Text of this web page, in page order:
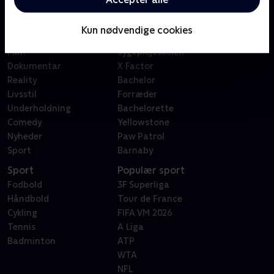
Kun nødvendige cookies
Kategorier
Film
Dokumentar
Reality
Livsstil
Underholdning
Comedy
Nyheder
Sport
Badehotellet
Sygeplejeskolen
X Factor
Bachelor
Forræder
Bachelorette
Yellowstone
Paw Patrol
Barnaby
Sport
Fodbold
Håndbold
Cykling
Tennis
Badminton
Populær sport
3F Superliga
Tour de France
FIFA VM 2026
A Liga
ATP
WTA
NFL